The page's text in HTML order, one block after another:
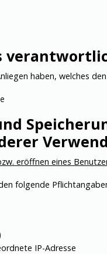
haben, welches
eröffnen eines
folgende
IP-Adresse